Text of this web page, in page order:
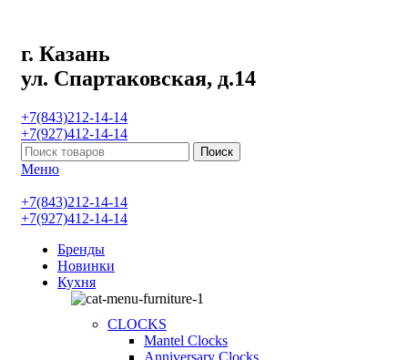
г. Казань
ул. Спартаковская, д.14
+7(843)212-14-14
+7(927)412-14-14
Поиск
Меню
+7(843)212-14-14
+7(927)412-14-14
Бренды
Новинки
Кухня
CLOCKS
Mantel Clocks
Anniversary Clocks